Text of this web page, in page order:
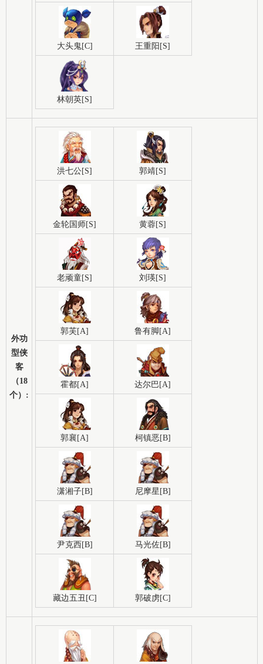
大头鬼[C] 王重阳[S]
林朝英[S]
外功
型侠
客
（18
个）:
洪七公[S] 郭靖[S]
金轮国师[S] 黄蓉[S]
老顽童[S] 刘瑛[S]
郭芙[A] 鲁有脚[A]
霍都[A] 达尔巴[A]
郭襄[A] 柯镇恶[B]
潇湘子[B] 尼摩星[B]
尹克西[B] 马光佐[B]
藏边五丑[C] 郭破虏[C]